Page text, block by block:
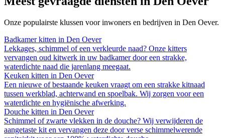
Onze populairste klussen voor inwoners en bedrijven in Den Oever.
Badkamer kitten in Den Oever
Lekkages, schimmel of een verkleurde naad? Onze kitters
vervangen oud kitwerk in uw badkamer door een strakke,
waterdichte naad die jarenlang meegaat.
Keuken kitten in Den Oever
Een nieuwe of bestaande keuken vraagt om een strakke kitnaad
tussen werkblad, achterwand en spoelbak. Wij zorgen voor een
waterdichte en hygiënische afwerking.
Douche kitten in Den Oever
Schimmel of zwarte vlekken in de douche? Wij verwijderen de
aangetaste kit en vervangen deze door verse schimmelwerende